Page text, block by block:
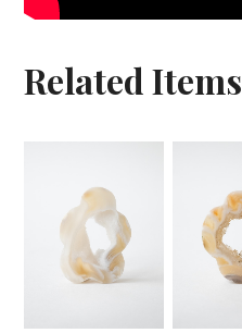
Related Items